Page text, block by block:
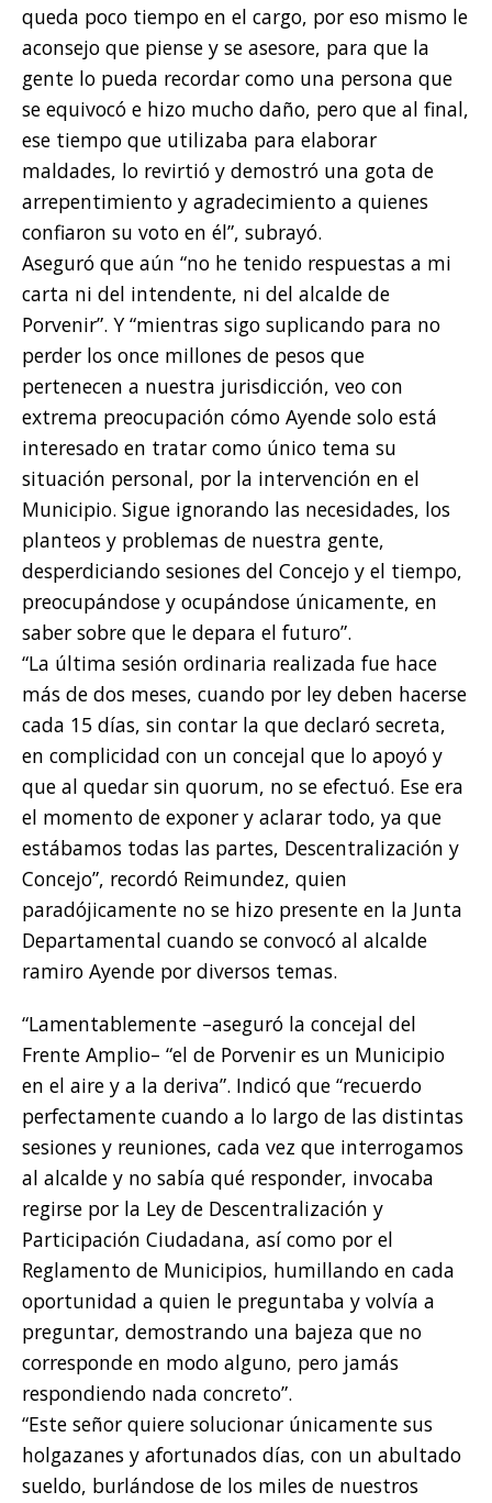
queda poco tiempo en el cargo, por eso mismo le
aconsejo que piense y se asesore, para que la
gente lo pueda recordar como una persona que
se equivocó e hizo mucho daño, pero que al final,
ese tiempo que utilizaba para elaborar
maldades, lo revirtió y demostró una gota de
arrepentimiento y agradecimiento a quienes
confiaron su voto en él”, subrayó.
Aseguró que aún “no he tenido respuestas a mi
carta ni del intendente, ni del alcalde de
Porvenir”. Y “mientras sigo suplicando para no
perder los once millones de pesos que
pertenecen a nuestra jurisdicción, veo con
extrema preocupación cómo Ayende solo está
interesado en tratar como único tema su
situación personal, por la intervención en el
Municipio. Sigue ignorando las necesidades, los
planteos y problemas de nuestra gente,
desperdiciando sesiones del Concejo y el tiempo,
preocupándose y ocupándose únicamente, en
saber sobre que le depara el futuro”.
“La última sesión ordinaria realizada fue hace
más de dos meses, cuando por ley deben hacerse
cada 15 días, sin contar la que declaró secreta,
en complicidad con un concejal que lo apoyó y
que al quedar sin quorum, no se efectuó. Ese era
el momento de exponer y aclarar todo, ya que
estábamos todas las partes, Descentralización y
Concejo”, recordó Reimundez, quien
paradójicamente no se hizo presente en la Junta
Departamental cuando se convocó al alcalde
ramiro Ayende por diversos temas.
“Lamentablemente –aseguró la concejal del
Frente Amplio– “el de Porvenir es un Municipio
en el aire y a la deriva”. Indicó que “recuerdo
perfectamente cuando a lo largo de las distintas
sesiones y reuniones, cada vez que interrogamos
al alcalde y no sabía qué responder, invocaba
regirse por la Ley de Descentralización y
Participación Ciudadana, así como por el
Reglamento de Municipios, humillando en cada
oportunidad a quien le preguntaba y volvía a
preguntar, demostrando una bajeza que no
corresponde en modo alguno, pero jamás
respondiendo nada concreto”.
“Este señor quiere solucionar únicamente sus
holgazanes y afortunados días, con un abultado
sueldo, burlándose de los miles de nuestros